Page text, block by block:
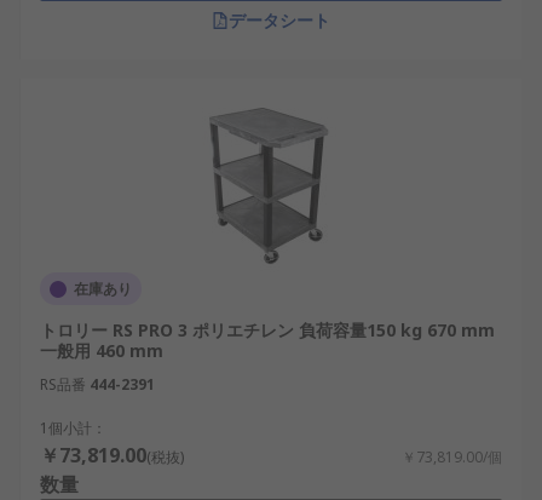
データシート
在庫あり
トロリー RS PRO 3 ポリエチレン 負荷容量150 kg 670 mm
一般用 460 mm
RS品番 444-2391
1個小計：
￥73,819.00(税抜) ￥73,819.00/個
数量